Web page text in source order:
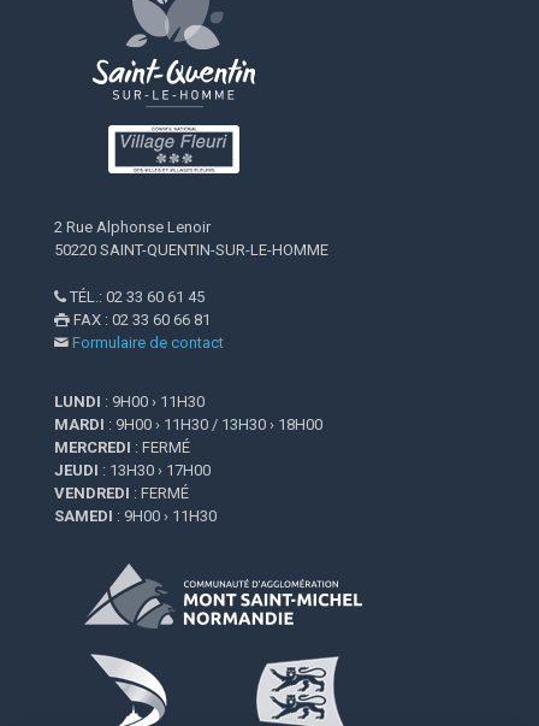
2 Rue Alphonse Lenoir
50220 SAINT-QUENTIN-SUR-LE-HOMME
 TÉL.: 02 33 60 61 45
 FAX : 02 33 60 66 81
 Formulaire de contact
LUNDI : 9H00 › 11H30
MARDI : 9H00 › 11H30 / 13H30 › 18H00
MERCREDI : FERMÉ
JEUDI : 13H30 › 17H00
VENDREDI : FERMÉ
SAMEDI : 9H00 › 11H30